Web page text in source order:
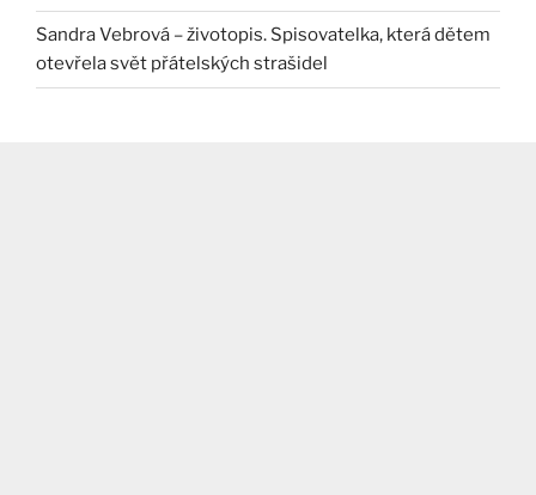
Sandra Vebrová – životopis. Spisovatelka, která dětem
otevřela svět přátelských strašidel